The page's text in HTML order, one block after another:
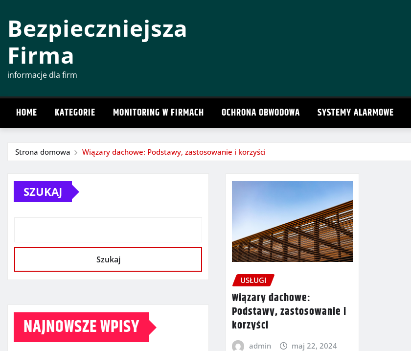
treściBezpieczniejsza
Firma
informacje dla firm
HOME KATEGORIE MONITORING W FIRMACH OCHRONA OBWODOWA SYSTEMY ALARMOWE
Strona domowa Wiązary dachowe: Podstawy, zastosowanie i korzyści
SZUKAJ
Szukaj
NAJNOWSZE WPISY
USŁUGI
Wiązary dachowe:
Podstawy, zastosowanie i
korzyści
admin
maj 22, 2024